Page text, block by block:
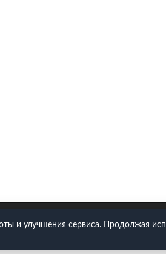
42-46
и улучшения сервиса. Продолжая